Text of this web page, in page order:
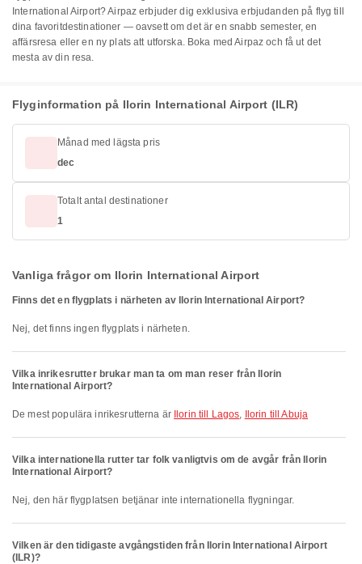
International Airport? Airpaz erbjuder dig exklusiva erbjudanden på flyg till
dina favoritdestinationer — oavsett om det är en snabb semester, en
affärsresa eller en ny plats att utforska. Boka med Airpaz och få ut det
mesta av din resa.
Flyginformation på Ilorin International Airport (ILR)
Månad med lägsta pris
dec
Totalt antal destinationer
1
Vanliga frågor om Ilorin International Airport
Finns det en flygplats i närheten av Ilorin International Airport?
Nej, det finns ingen flygplats i närheten.
Vilka inrikesrutter brukar man ta om man reser från Ilorin
International Airport?
De mest populära inrikesrutterna är Ilorin till Lagos, Ilorin till Abuja
Vilka internationella rutter tar folk vanligtvis om de avgår från Ilorin
International Airport?
Nej, den här flygplatsen betjänar inte internationella flygningar.
Vilken är den tidigaste avgångstiden från Ilorin International Airport
(ILR)?